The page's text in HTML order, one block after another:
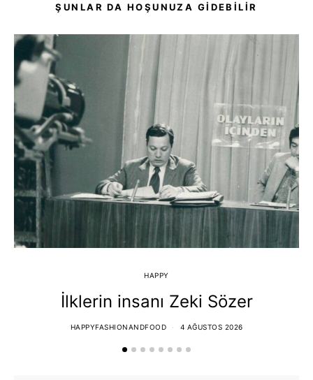
ŞUNLAR DA HOŞUNUZA GIDEBILIR
HAPPY
İlklerin insanı Zeki Sözer
HAPPYFASHIONANDFOOD 4 AĞUSTOS 2026